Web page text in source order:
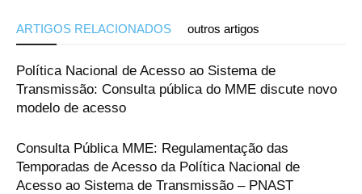
ARTIGOS RELACIONADOS outros artigos
Política Nacional de Acesso ao Sistema de
Transmissão: Consulta pública do MME discute novo
modelo de acesso
Consulta Pública MME: Regulamentação das
Temporadas de Acesso da Política Nacional de
Acesso ao Sistema de Transmissão – PNAST